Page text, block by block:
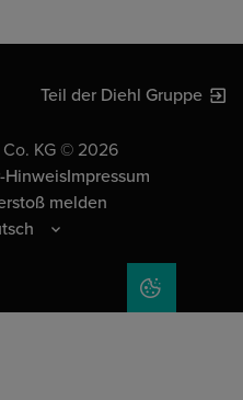
Teil der Diehl Gruppe
KG © 2026
HinweisImpressum
melden
COOKIE-